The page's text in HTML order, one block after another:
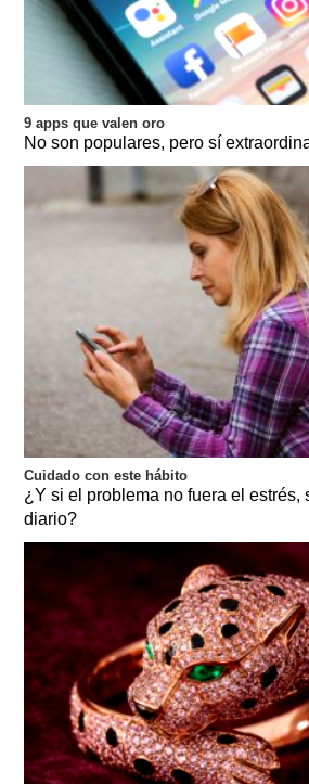
9 apps que valen oro
No son populares, pero sí
Cuidado con este hábito
¿Y si el problema no fuera el estrés,
diario?